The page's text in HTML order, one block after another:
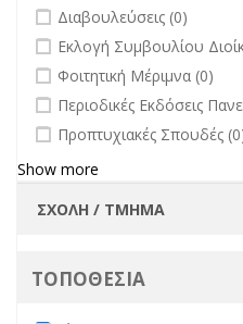
undefined
Διαβουλεύσεις (0)
undefined
Εκλογή Συμβουλίου
undefined
Φοιτητική Μέριμνα (0)
undefined
Περιοδικές Εκδόσεις
undefined
Προπτυχιακές Σπουδές
Show more
ΤΟΠΟΘΕΣΙΑ